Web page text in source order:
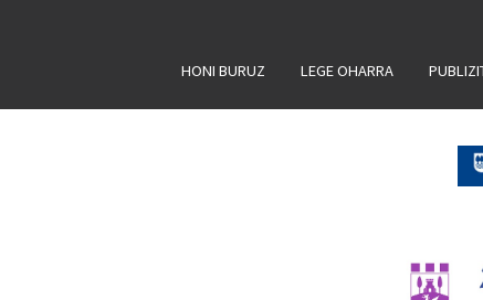
HONI BURUZ LEGE OHARRA